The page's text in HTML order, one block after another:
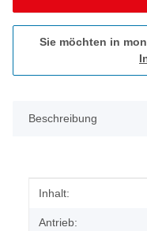
Sie möchten in
Beschreibung
Produkteigenschaft
Wert
Inhalt:
Antrieb: